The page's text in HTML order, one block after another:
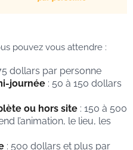
pouvez vous attendre :
dollars par personne
journée : 50 à 150 dollars
ou hors site : 150 à 500
l’animation, le lieu, les
: 500 dollars et plus par